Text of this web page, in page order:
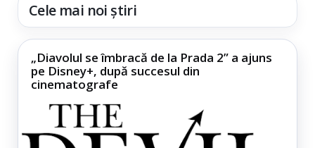
Cele mai noi știri
„Diavolul se îmbracă de la Prada 2” a ajuns
pe Disney+, după succesul din
cinematografe